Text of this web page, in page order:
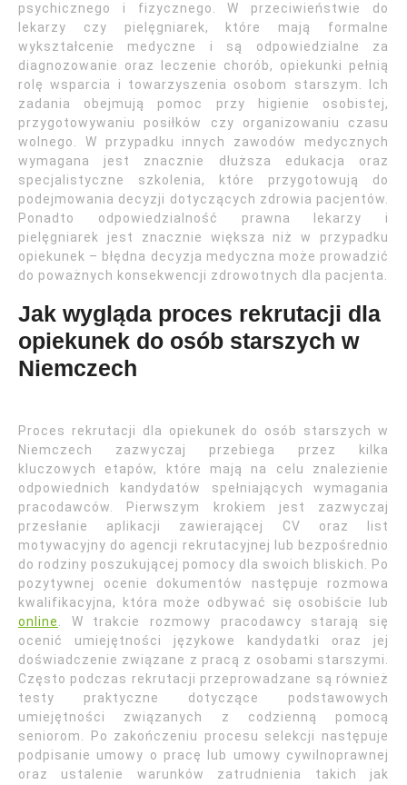
psychicznego i fizycznego. W przeciwieństwie do
lekarzy czy pielęgniarek, które mają formalne
wykształcenie medyczne i są odpowiedzialne za
diagnozowanie oraz leczenie chorób, opiekunki pełnią
rolę wsparcia i towarzyszenia osobom starszym. Ich
zadania obejmują pomoc przy higienie osobistej,
przygotowywaniu posiłków czy organizowaniu czasu
wolnego. W przypadku innych zawodów medycznych
wymagana jest znacznie dłuższa edukacja oraz
specjalistyczne szkolenia, które przygotowują do
podejmowania decyzji dotyczących zdrowia pacjentów.
Ponadto odpowiedzialność prawna lekarzy i
pielęgniarek jest znacznie większa niż w przypadku
opiekunek – błędna decyzja medyczna może prowadzić
do poważnych konsekwencji zdrowotnych dla pacjenta.
Jak wygląda proces rekrutacji dla
opiekunek do osób starszych w
Niemczech
Proces rekrutacji dla opiekunek do osób starszych w
Niemczech zazwyczaj przebiega przez kilka
kluczowych etapów, które mają na celu znalezienie
odpowiednich kandydatów spełniających wymagania
pracodawców. Pierwszym krokiem jest zazwyczaj
przesłanie aplikacji zawierającej CV oraz list
motywacyjny do agencji rekrutacyjnej lub bezpośrednio
do rodziny poszukującej pomocy dla swoich bliskich. Po
pozytywnej ocenie dokumentów następuje rozmowa
kwalifikacyjna, która może odbywać się osobiście lub
online
. W trakcie rozmowy pracodawcy starają się
ocenić umiejętności językowe kandydatki oraz jej
doświadczenie związane z pracą z osobami starszymi.
Często podczas rekrutacji przeprowadzane są również
testy praktyczne dotyczące podstawowych
umiejętności związanych z codzienną pomocą
seniorom. Po zakończeniu procesu selekcji następuje
podpisanie umowy o pracę lub umowy cywilnoprawnej
oraz ustalenie warunków zatrudnienia takich jak